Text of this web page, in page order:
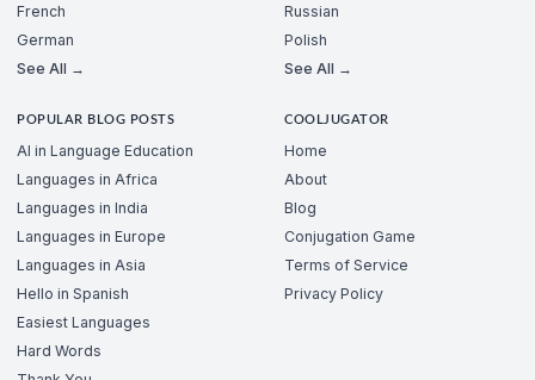
French
German
See All →
Russian
Polish
See All →
POPULAR BLOG POSTS
AI in Language Education
Languages in Africa
Languages in India
Languages in Europe
Languages in Asia
Hello in Spanish
Easiest Languages
Hard Words
COOLJUGATOR
Home
About
Blog
Conjugation Game
Terms of Service
Privacy Policy